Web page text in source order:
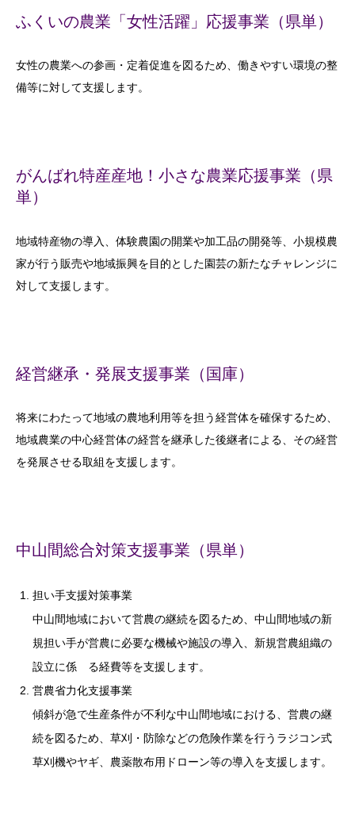
ふくいの農業「女性活躍」応援事業（県単）
女性の農業への参画・定着促進を図るため、働きやすい環境の整
備等に対して支援します。
がんばれ特産産地！小さな農業応援事業（県
単）
地域特産物の導入、体験農園の開業や加工品の開発等、小規模農
家が行う販売や地域振興を目的とした園芸の新たなチャレンジに
対して支援します。
経営継承・発展支援事業（国庫）
将来にわたって地域の農地利用等を担う経営体を確保するため、
地域農業の中心経営体の経営を継承した後継者による、その経営
を発展させる取組を支援します。
中山間総合対策支援事業（県単）
担い手支援対策事業
中山間地域において営農の継続を図るため、中山間地域の新
規担い手が営農に必要な機械や施設の導入、新規営農組織の
設立に係 る経費等を支援します。
営農省力化支援事業
傾斜が急で生産条件が不利な中山間地域における、営農の継
続を図るため、草刈・防除などの危険作業を行うラジコン式
草刈機やヤギ、農薬散布用ドローン等の導入を支援します。